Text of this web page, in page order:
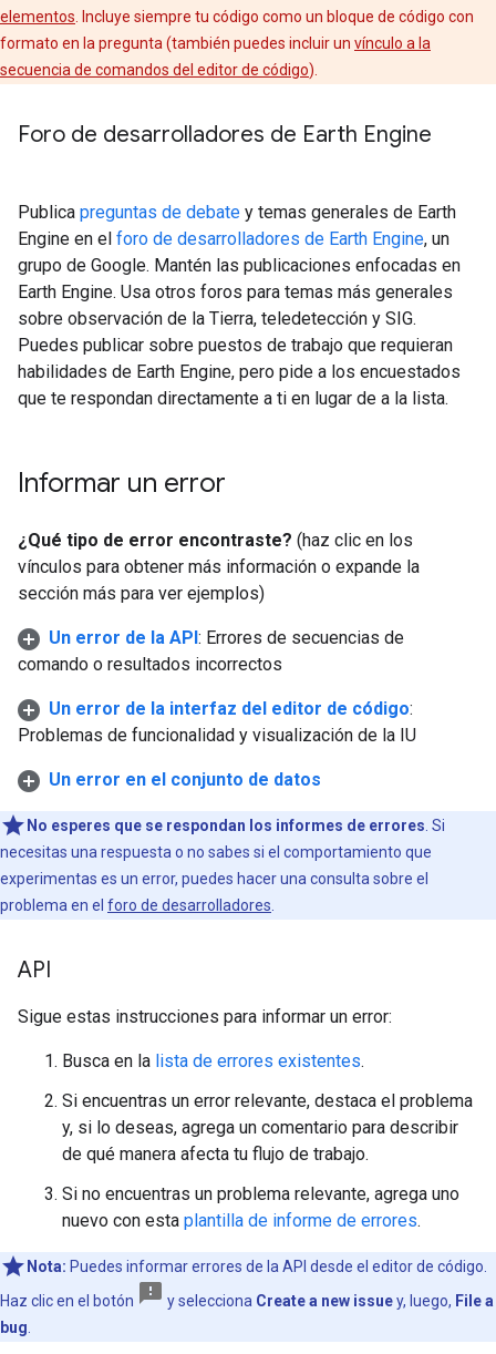
elementos . Incluye siempre tu código como un bloque de código con
formato en la pregunta (también puedes incluir un vínculo a la
secuencia de comandos del editor de código).
Foro de desarrolladores de Earth Engine
Publica preguntas de debate y temas generales de Earth
Engine en el foro de desarrolladores de Earth Engine, un
grupo de Google. Mantén las publicaciones enfocadas en
Earth Engine. Usa otros foros para temas más generales
sobre observación de la Tierra, teledetección y SIG.
Puedes publicar sobre puestos de trabajo que requieran
habilidades de Earth Engine, pero pide a los encuestados
que te respondan directamente a ti en lugar de a la lista.
Informar un error
¿Qué tipo de error encontraste? (haz clic en los
vínculos para obtener más información o expande la
sección más para ver ejemplos)
Un error de la API: Errores de secuencias de
comando o resultados incorrectos
Un error de la interfaz del editor de código:
Problemas de funcionalidad y visualización de la IU
Un error en el conjunto de datos
No esperes que se respondan los informes de errores . Si
necesitas una respuesta o no sabes si el comportamiento que
experimentas es un error, puedes hacer una consulta sobre el
problema en el foro de desarrolladores
API
Sigue estas instrucciones para informar un error:
Busca en la lista de errores existentes.
Si encuentras un error relevante, destaca el problema
y, si lo deseas, agrega un comentario para describir
de qué manera afecta tu flujo de trabajo.
Si no encuentras un problema relevante, agrega uno
nuevo con esta plantilla de informe de errores.
Nota: Puedes informar errores de la API desde el editor de código.
Haz clic en el botón
y selecciona Create a new issuey, luego, File a
bug